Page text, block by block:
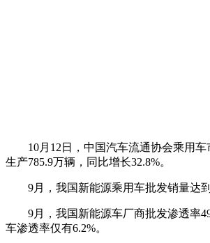
10月12日，中国汽车流通协会乘用
生产785.9万辆，同比增长32.8%。
9月，我国新能源乘用车批发销量达
9月，我国新能源车厂商批发渗透率
车渗透率仅有6.2%。